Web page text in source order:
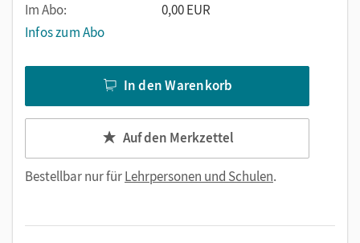
Kontaktliste für Notfälle
Übersicht zu Verhaltensauffälligkeiten
Im Abo:
0,00 EUR
Infos zum Abo
In den Warenkorb
Auf den Merkzettel
Bestellbar nur fürLehrpersonen und Schulen.